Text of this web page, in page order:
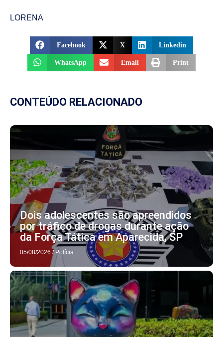
LORENA
Facebook X Linkedin
WhatsApp Email Print
CONTEÚDO RELACIONADO
Dois adolescentes são apreendidos
por tráfico de drogas durante ação
da Força Tática em Aparecida, SP
05/08/2026 / Polícia